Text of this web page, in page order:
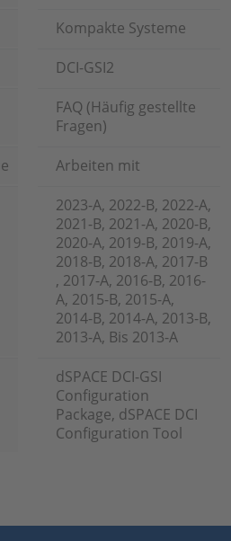
Kompakte Systeme
DCI-GSI2
FAQ (Häufig gestellte
Fragen)
Arbeiten mit
2023-A, 2022-B, 2022-A,
2021-B, 2021-A, 2020-B,
2020-A, 2019-B, 2019-A,
2018-B, 2018-A, 2017-B
, 2017-A, 2016-B, 2016-
A, 2015-B, 2015-A,
2014-B, 2014-A, 2013-B,
2013-A, Bis 2013-A
dSPACE DCI-GSI
Configuration
Package, dSPACE DCI
Configuration Tool